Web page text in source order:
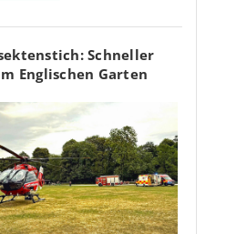
Schneller
Englischen Garten